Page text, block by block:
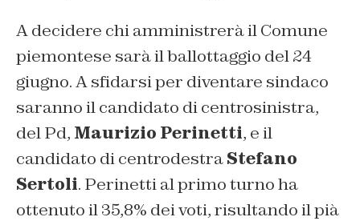
A decidere chi amministrerà il Comune
piemontese sarà il ballottaggio del 24
giugno. A sfidarsi per diventare sindaco
saranno il candidato di centrosinistra,
del Pd, Maurizio Perinetti, e il
candidato di centrodestraStefano
Sertoli. Perinetti al primo turno ha
ottenuto il 35,8% dei voti, risultando il pià